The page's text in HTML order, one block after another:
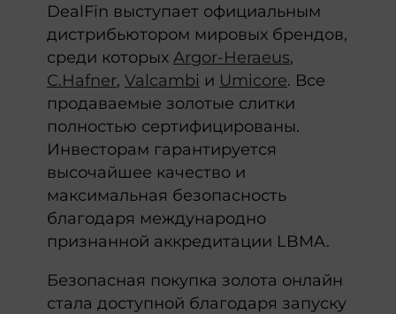
DealFin выступает официальным
дистрибьютором мировых брендов,
среди которых Argor-Heraeus,
C.Hafner, Valcambi и Umicore. Все
продаваемые золотые слитки
полностью сертифицированы.
Инвесторам гарантируется
высочайшее качество и
максимальная безопасность
благодаря международно
признанной аккредитации LBMA.
Безопасная покупка золота онлайн
стала доступной благодаря запуску